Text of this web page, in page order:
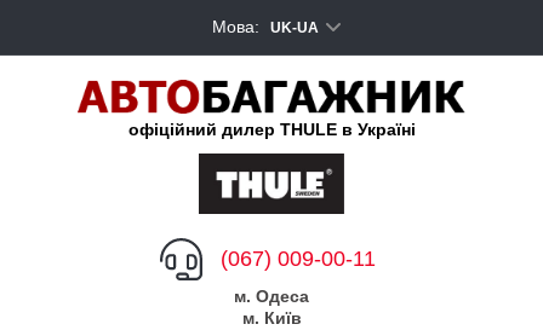
Мова: UK-UA
офіційний дилер THULE в Україні
(067) 009-00-11
м. Одеса
м. Київ